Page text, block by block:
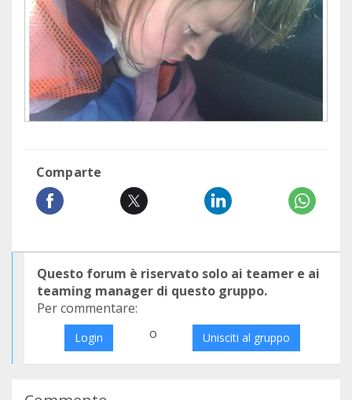
Comparte
Questo forum è riservato solo ai teamer e ai
teaming manager di questo gruppo.
Per commentare:
Login o Unisciti al gruppo